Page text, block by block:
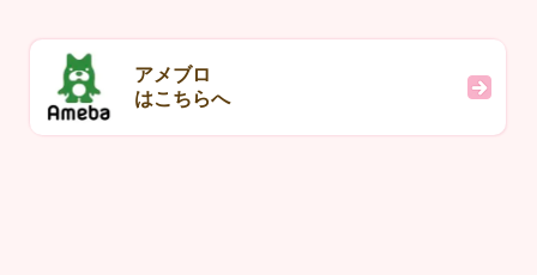
アメブロ
はこちらへ